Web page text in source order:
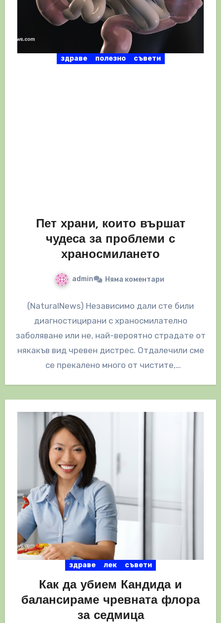
здраве полезно съвети
Пет храни, които вършат
чудеса за проблеми с
храносмилането
admin Няма коментари
(NaturalNews) Независимо дали сте били
диагностицирани с храносмилателно
заболяване или не, най-вероятно страдате от
някакъв вид чревен дистрес. Отдалечили сме
се прекалено много от чистите,
здраве лек съвети
Как да убием Кандида и
балансираме чревната флора
за седмица